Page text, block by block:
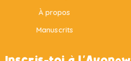
À propos
Manuscrits